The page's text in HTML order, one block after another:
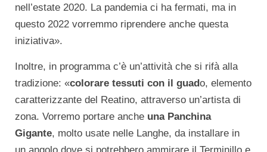
nell’estate 2020. La pandemia ci ha fermati, ma in
questo 2022 vorremmo riprendere anche questa
iniziativa».
Inoltre, in programma c’è un’attività che si rifà alla
tradizione: «colorare tessuti con il guado, elemento
caratterizzante del Reatino, attraverso un’artista di
zona. Vorremo portare anche una Panchina
Gigante, molto usate nelle Langhe, da installare in
un angolo dove si potrebbero ammirare il Terminillo e